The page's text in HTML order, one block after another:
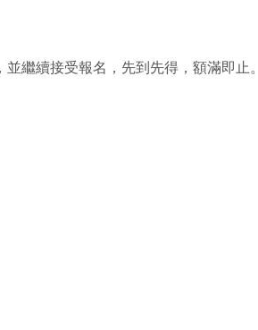
繼續接受報名，先到先得，額滿即止。